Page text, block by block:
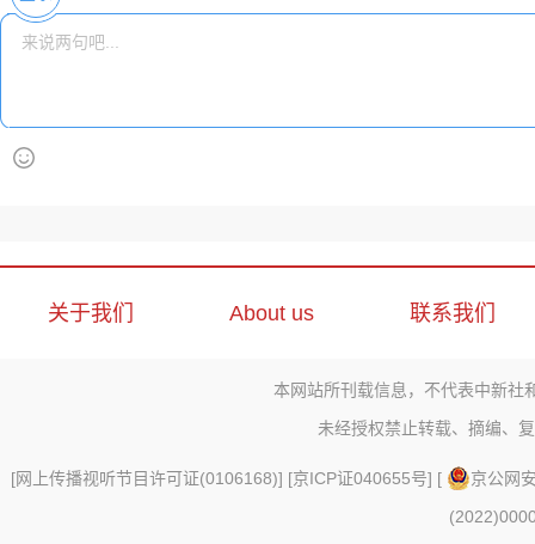
关于我们 About us 联系我们
本网站所刊载信息，不代表中新社
未经授权禁止转载、摘编、
[网上传播视听节目许可证(0106168)] [京ICP证040655号] [
京公网